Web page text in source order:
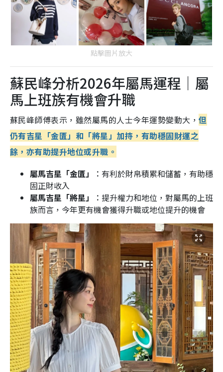
點擊圖片放大
蘇民峰分析2026年屬馬運程｜屬
馬上班族有機會升職
蘇民峰師傅表示，雖然屬馬的人士今年運勢變動大，但
仍有吉星「金匱」和「將星」加持，有助穩固財運之
餘，亦有助提升地位或升職。
屬馬吉星「金匱」︰ 有利於財帛積累和儲蓄，有助穩
固正財收入
屬馬吉星「將星」︰ 提升權力和地位，對屬馬的上班
族而言，今年更有機會獲得升職或地位提升的機會